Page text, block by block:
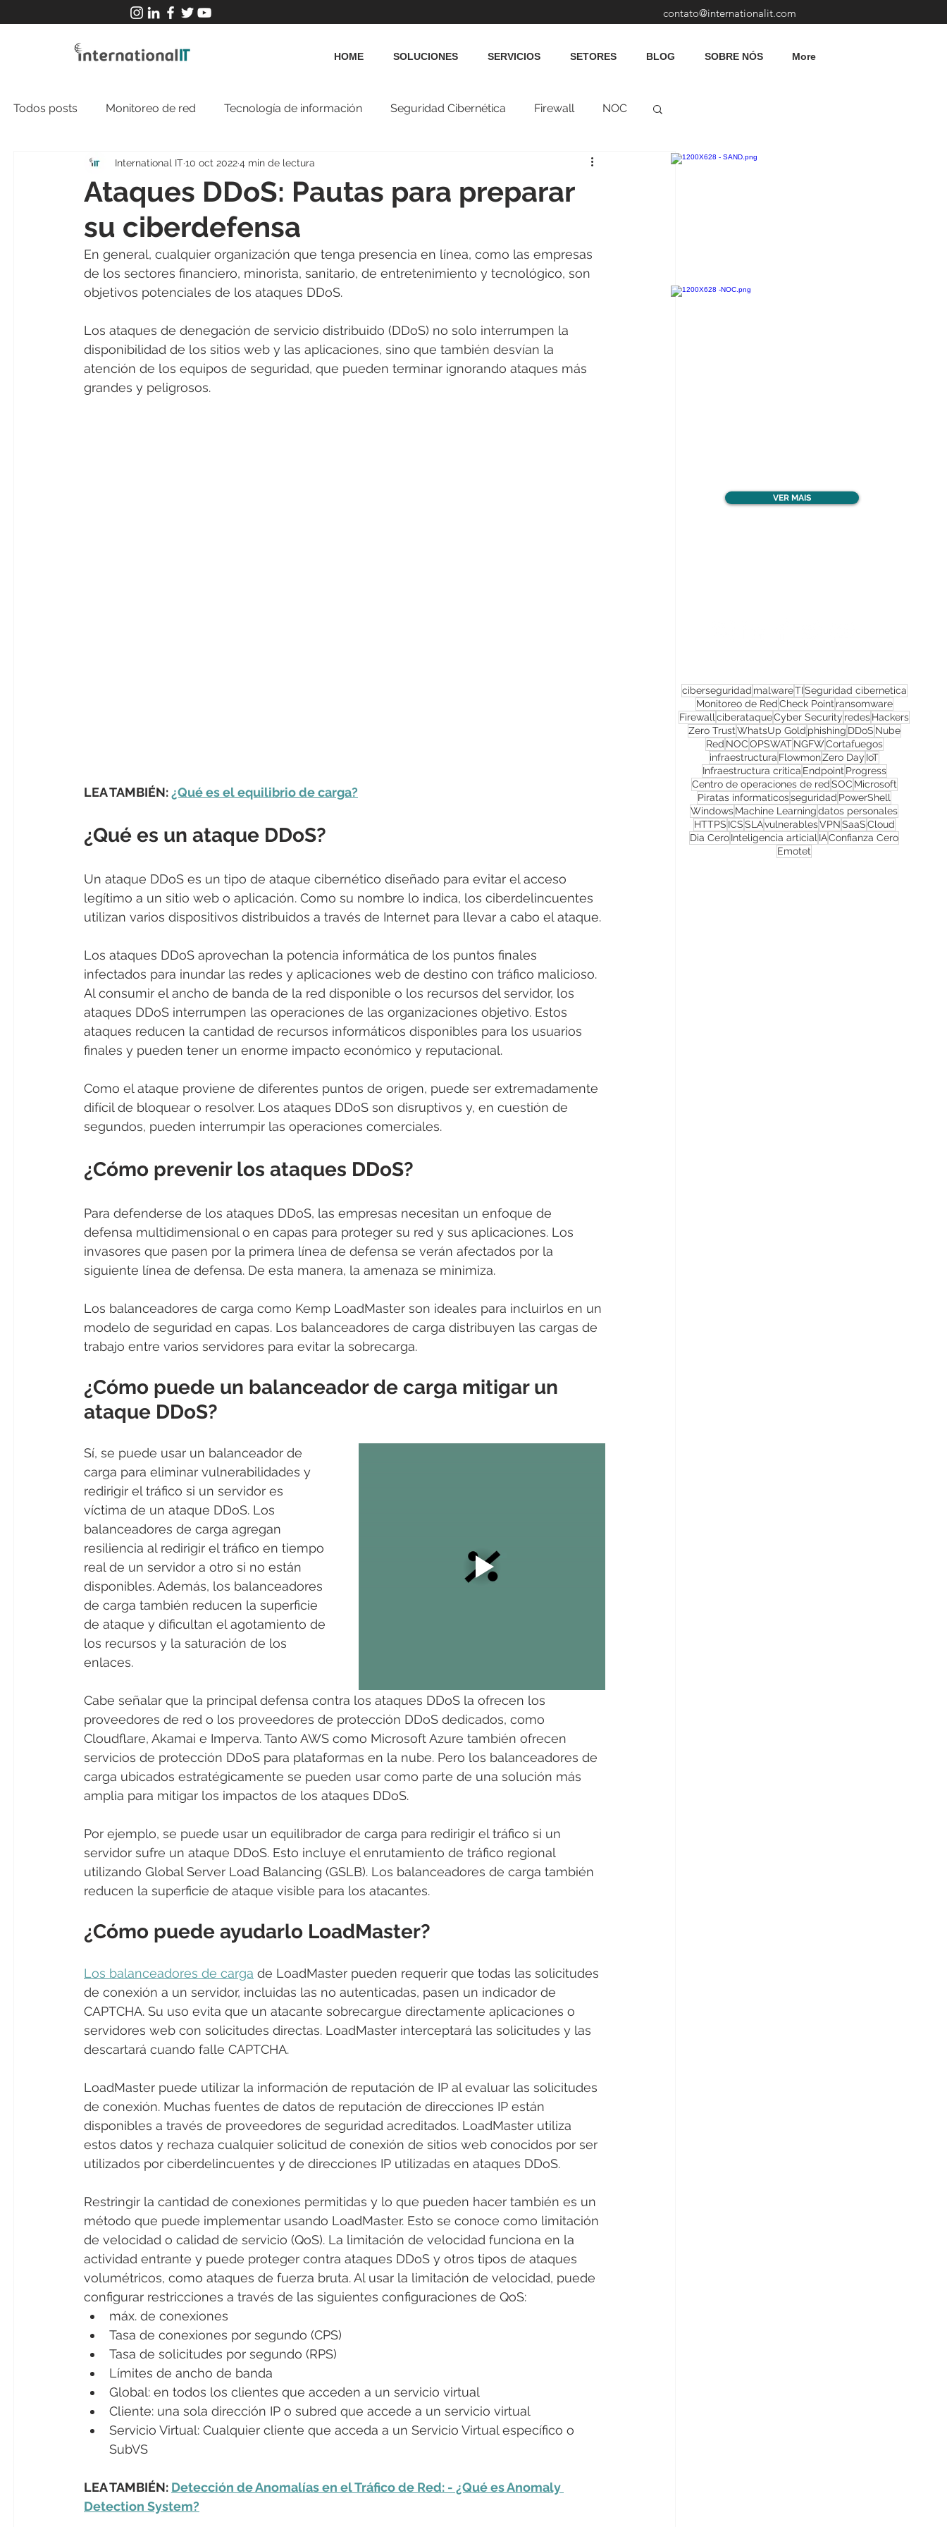
contato@internationalit.com
HOME SOLUCIONES SERVICIOS SETORES BLOG SOBRE NÓS More
Todos posts Monitoreo de red Tecnología de información Seguridad Cibernética Firewall NOC
Ataques DDoS: Pautas para preparar
su ciberdefensa
International IT10 oct 20224 min de lectura
En general, cualquier organización que tenga presencia en línea, como las empresas
de los sectores financiero, minorista, sanitario, de entretenimiento y tecnológico, son
objetivos potenciales de los ataques DDoS.
Los ataques de denegación de servicio distribuido (DDoS) no solo interrumpen la
disponibilidad de los sitios web y las aplicaciones, sino que también desvían la
atención de los equipos de seguridad, que pueden terminar ignorando ataques más
grandes y peligrosos.
LEA TAMBIÉN: ¿Qué es el equilibrio de carga?
¿Qué es un ataque DDoS?
Un ataque DDoS es un tipo de ataque cibernético diseñado para evitar el acceso
legítimo a un sitio web o aplicación. Como su nombre lo indica, los ciberdelincuentes
utilizan varios dispositivos distribuidos a través de Internet para llevar a cabo el ataque.
Los ataques DDoS aprovechan la potencia informática de los puntos finales
infectados para inundar las redes y aplicaciones web de destino con tráfico malicioso.
Al consumir el ancho de banda de la red disponible o los recursos del servidor, los
ataques DDoS interrumpen las operaciones de las organizaciones objetivo. Estos
ataques reducen la cantidad de recursos informáticos disponibles para los usuarios
finales y pueden tener un enorme impacto económico y reputacional.
Como el ataque proviene de diferentes puntos de origen, puede ser extremadamente
difícil de bloquear o resolver. Los ataques DDoS son disruptivos y, en cuestión de
segundos, pueden interrumpir las operaciones comerciales.
¿Cómo prevenir los ataques DDoS?
Para defenderse de los ataques DDoS, las empresas necesitan un enfoque de
defensa multidimensional o en capas para proteger su red y sus aplicaciones. Los
invasores que pasen por la primera línea de defensa se verán afectados por la
siguiente línea de defensa. De esta manera, la amenaza se minimiza.
Los balanceadores de carga como Kemp LoadMaster son ideales para incluirlos en un
modelo de seguridad en capas. Los balanceadores de carga distribuyen las cargas de
trabajo entre varios servidores para evitar la sobrecarga.
¿Cómo puede un balanceador de carga mitigar un
ataque DDoS?
Sí, se puede usar un balanceador de
carga para eliminar vulnerabilidades y
redirigir el tráfico si un servidor es
víctima de un ataque DDoS. Los
balanceadores de carga agregan
resiliencia al redirigir el tráfico en tiempo
real de un servidor a otro si no están
disponibles. Además, los balanceadores
de carga también reducen la superficie
de ataque y dificultan el agotamiento de
los recursos y la saturación de los
enlaces.
Cabe señalar que la principal defensa contra los ataques DDoS la ofrecen los
proveedores de red o los proveedores de protección DDoS dedicados, como
Cloudflare, Akamai e Imperva. Tanto AWS como Microsoft Azure también ofrecen
servicios de protección DDoS para plataformas en la nube. Pero los balanceadores de
carga ubicados estratégicamente se pueden usar como parte de una solución más
amplia para mitigar los impactos de los ataques DDoS.
Por ejemplo, se puede usar un equilibrador de carga para redirigir el tráfico si un
servidor sufre un ataque DDoS. Esto incluye el enrutamiento de tráfico regional
utilizando Global Server Load Balancing (GSLB). Los balanceadores de carga también
reducen la superficie de ataque visible para los atacantes.
¿Cómo puede ayudarlo LoadMaster?
Los balanceadores de carga de LoadMaster pueden requerir que todas las solicitudes
de conexión a un servidor, incluidas las no autenticadas, pasen un indicador de
CAPTCHA. Su uso evita que un atacante sobrecargue directamente aplicaciones o
servidores web con solicitudes directas. LoadMaster interceptará las solicitudes y las
descartará cuando falle CAPTCHA.
LoadMaster puede utilizar la información de reputación de IP al evaluar las solicitudes
de conexión. Muchas fuentes de datos de reputación de direcciones IP están
disponibles a través de proveedores de seguridad acreditados. LoadMaster utiliza
estos datos y rechaza cualquier solicitud de conexión de sitios web conocidos por ser
utilizados por ciberdelincuentes y de direcciones IP utilizadas en ataques DDoS.
Restringir la cantidad de conexiones permitidas y lo que pueden hacer también es un
método que puede implementar usando LoadMaster. Esto se conoce como limitación
de velocidad o calidad de servicio (QoS). La limitación de velocidad funciona en la
actividad entrante y puede proteger contra ataques DDoS y otros tipos de ataques
volumétricos, como ataques de fuerza bruta. Al usar la limitación de velocidad, puede
configurar restricciones a través de las siguientes configuraciones de QoS:
máx. de conexiones
Tasa de conexiones por segundo (CPS)
Tasa de solicitudes por segundo (RPS)
Límites de ancho de banda
Global: en todos los clientes que acceden a un servicio virtual
Cliente: una sola dirección IP o subred que accede a un servicio virtual
Servicio Virtual: Cualquier cliente que acceda a un Servicio Virtual específico o
SubVS
LEA TAMBIÉN: Detección de Anomalías en el Tráfico de Red: - ¿Qué es Anomaly
Detection System?
ciberseguridad malwareTISeguridad cibernetica
Monitoreo de RedCheck Point ransomware
Firewall ciberataqueCyber Security redesHackers
Zero TrustWhatsUp Gold phishing DDoS Nube
Red NOCOPSWAT NGFWCortafuegos
infraestructura FlowmonZero Day IoT
Infraestructura critica Endpoint Progress
Centro de operaciones de redSOC Microsoft
Piratas informaticosseguridad PowerShell
WindowsMachine Learningdatos personales
HTTPS ICSSLAvulnerablesVPNSaaSCloud
Dia CeroInteligencia articial IAConfianza Cero
Emotet
VER MAIS